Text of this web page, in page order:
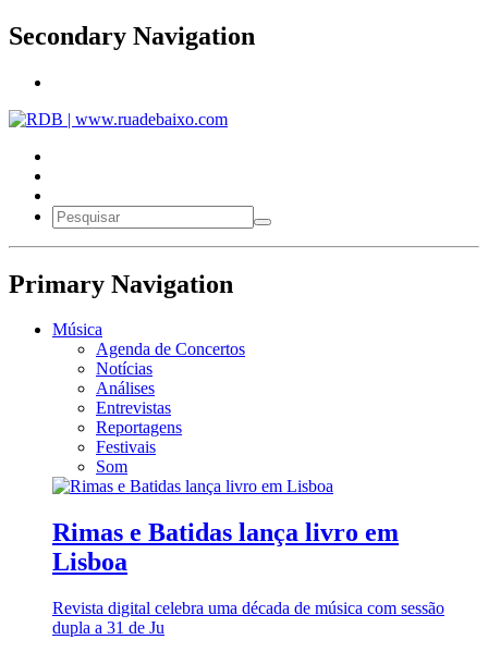
Secondary Navigation
Primary Navigation
Música
Agenda de Concertos
Notícias
Análises
Entrevistas
Reportagens
Festivais
Som
Rimas e Batidas lança livro em
Lisboa
Revista digital celebra uma década de música com sessão
dupla a 31 de Ju